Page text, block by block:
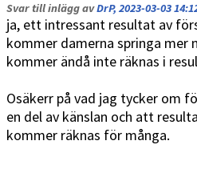
Svar till inlägg avDrP, 2023-03-03
ja, ett intressant resultat av
kommer damerna springa mer
kommer ändå inte räknas i
Osäkerr på vad jag tycker om
en del av känslan och att
kommer räknas för många.